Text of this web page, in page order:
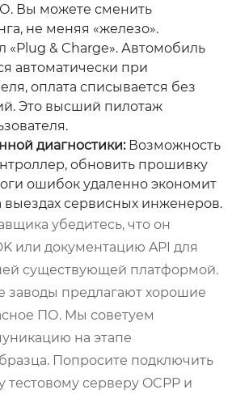
Вы можете сменить
не меняя «железо».
«Plug & Charge». Автомобиль
автоматически при
оплата списывается без
Это высший пилотаж
диагностики:Возможность
обновить прошивку
ошибок удаленно экономит
выездах сервисных инженеров.
убедитесь, что он
или документацию API для
существующей платформой.
заводы предлагают хорошие
ПО. Мы советуем
на этапе
Попросите подключить
серверу OCPP и